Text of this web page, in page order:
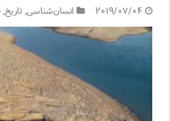
2019/07/04 انسان‌شناسی, تاریخ,